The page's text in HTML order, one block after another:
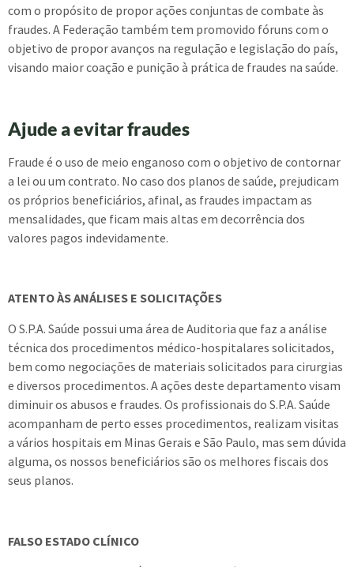
com o propósito de propor ações conjuntas de combate às
fraudes. A Federação também tem promovido fóruns com o
objetivo de propor avanços na regulação e legislação do país,
visando maior coação e punição à prática de fraudes na saúde.
Ajude a evitar fraudes
Fraude é o uso de meio enganoso com o objetivo de contornar
a lei ou um contrato. No caso dos planos de saúde, prejudicam
os próprios beneficiários, afinal, as fraudes impactam as
mensalidades, que ficam mais altas em decorrência dos
valores pagos indevidamente.
ATENTO ÀS ANÁLISES E SOLICITAÇÕES
O S.P.A. Saúde possui uma área de Auditoria que faz a análise
técnica dos procedimentos médico-hospitalares solicitados,
bem como negociações de materiais solicitados para cirurgias
e diversos procedimentos. A ações deste departamento visam
diminuir os abusos e fraudes. Os profissionais do S.P.A. Saúde
acompanham de perto esses procedimentos, realizam visitas
a vários hospitais em Minas Gerais e São Paulo, mas sem dúvida
alguma, os nossos beneficiários são os melhores fiscais dos
seus planos.
FALSO ESTADO CLÍNICO